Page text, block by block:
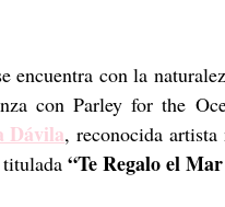
encuentra con la
con Parley for the
Dávila, reconocida artista
“Te Regalo el